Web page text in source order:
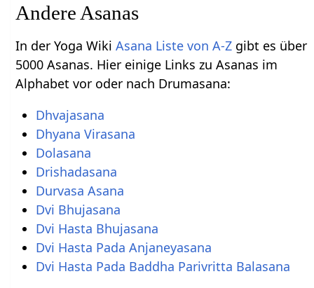
Andere Asanas
In der Yoga WikiAsana Liste von A-Z gibt es über
5000 Asanas. Hier einige Links zu Asanas im
Alphabet vor oder nach Drumasana:
Dhvajasana
Dhyana Virasana
Dolasana
Drishadasana
Durvasa Asana
Dvi Bhujasana
Dvi Hasta Bhujasana
Dvi Hasta Pada Anjaneyasana
Dvi Hasta Pada Baddha Parivritta Balasana